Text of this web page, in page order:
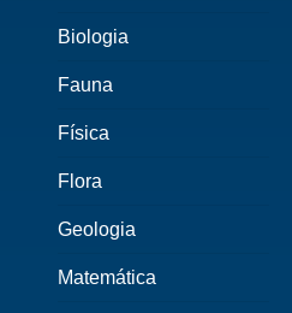
Biologia
Fauna
Física
Flora
Geologia
Matemática